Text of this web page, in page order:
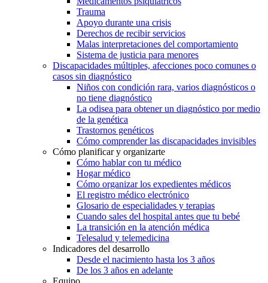
Trauma
Apoyo durante una crisis
Derechos de recibir servicios
Malas interpretaciones del comportamiento
Sistema de justicia para menores
Discapacidades múltiples, afecciones poco comunes o
casos sin diagnóstico
Niños con condición rara, varios diagnósticos o
no tiene diagnóstico
La odisea para obtener un diagnóstico por medio
de la genética
Trastornos genéticos
Cómo comprender las discapacidades invisibles
Cómo planificar y organizarte
Cómo hablar con tu médico
Hogar médico
Cómo organizar los expedientes médicos
El registro médico electrónico
Glosario de especialidades y terapias
Cuando sales del hospital antes que tu bebé
La transición en la atención médica
Telesalud y telemedicina
Indicadores del desarrollo
Desde el nacimiento hasta los 3 años
De los 3 años en adelante
Equipo